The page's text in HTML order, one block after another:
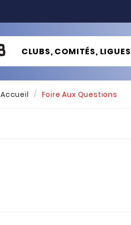
CLUBS, COMITÉS, LIGUES
Accueil Foire Aux Questions